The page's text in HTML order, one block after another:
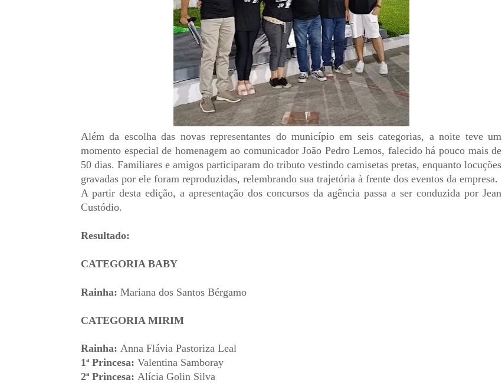
Além da escolha das novas representantes do município em seis categorias, a noite teve um
momento especial de homenagem ao comunicador João Pedro Lemos, falecido há pouco mais de
50 dias. Familiares e amigos participaram do tributo vestindo camisetas pretas, enquanto locuções
gravadas por ele foram reproduzidas, relembrando sua trajetória à frente dos eventos da empresa.
A partir desta edição, a apresentação dos concursos da agência passa a ser conduzida por Jean
Custódio.
Resultado:
CATEGORIA BABY
Rainha: Mariana dos Santos Bérgamo
CATEGORIA MIRIM
Rainha: Anna Flávia Pastoriza Leal
1ª Princesa: Valentina Samboray
2ª Princesa: Alícia Golin Silva